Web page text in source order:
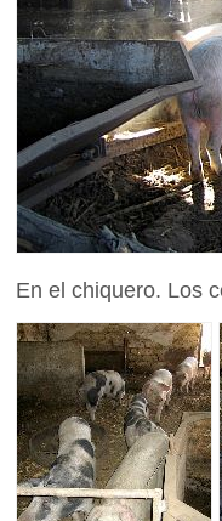
En el chiquero. Los